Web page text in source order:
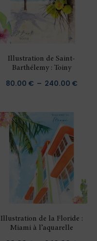
Illustration de Saint-
Barthélemy : Toiny
80.00 € – 240.00 €Plage
Illustration de la Floride :
Miami à l’aquarelle